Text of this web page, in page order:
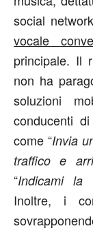
social
vocale
principale. Il
non ha
soluzioni
conducenti
come “Invia
traffico e
“Indicami la
Inoltre, i